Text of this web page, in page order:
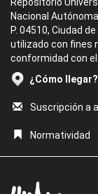
Nacional
P. 04510, Ciudad
utilizado con fines
conformidad con el
¿Cómo llegar?
Suscripción a
Normatividad